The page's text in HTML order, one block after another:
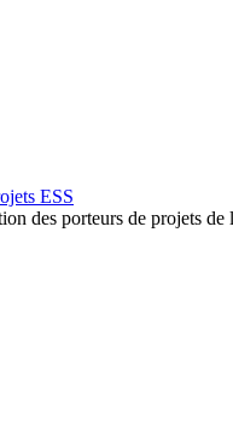
ESS
des porteurs de projets